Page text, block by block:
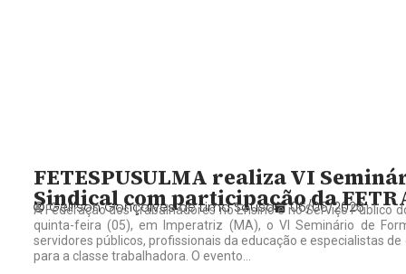
FETESPUSULMA realiza VI
Sindical com participação da
Gelilson Gonçalves de Lima Sousa 06/06/2026
A Federação dos Trabalhadores no Ensino e no Serviço Público
quinta-feira (05), em Imperatriz (MA), o VI Seminário de
servidores públicos, profissionais da educação e especialistas
para a classe trabalhadora. O evento...